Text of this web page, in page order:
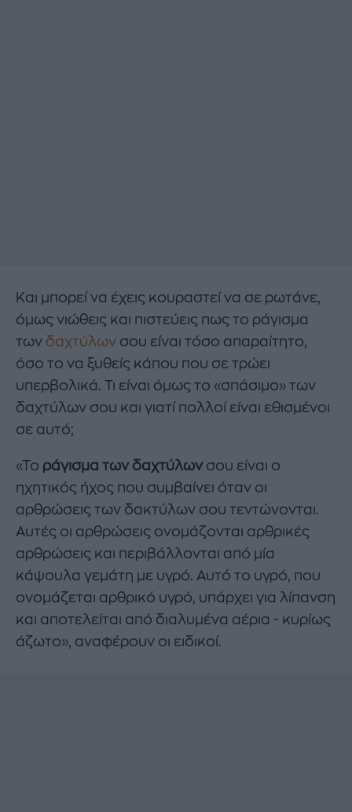
Και μπορεί να έχεις κουραστεί να σε ρωτάνε,
όμως νιώθεις και πιστεύεις πως το ράγισμα
των δαχτύλων σου είναι τόσο απαραίτητο,
όσο το να ξυθείς κάπου που σε τρώει
υπερβολικά. Τι είναι όμως το «σπάσιμο» των
δαχτύλων σου και γιατί πολλοί είναι εθισμένοι
σε αυτό;
«Το ράγισμα των δαχτύλωνσου είναι ο
ηχητικός ήχος που συμβαίνει όταν οι
αρθρώσεις των δακτύλων σου τεντώνονται.
Αυτές οι αρθρώσεις ονομάζονται αρθρικές
αρθρώσεις και περιβάλλονται από μία
κάψουλα γεμάτη με υγρό. Αυτό το υγρό, που
ονομάζεται αρθρικό υγρό, υπάρχει για λίπανση
και αποτελείται από διαλυμένα αέρια - κυρίως
άζωτο», αναφέρουν οι ειδικοί.